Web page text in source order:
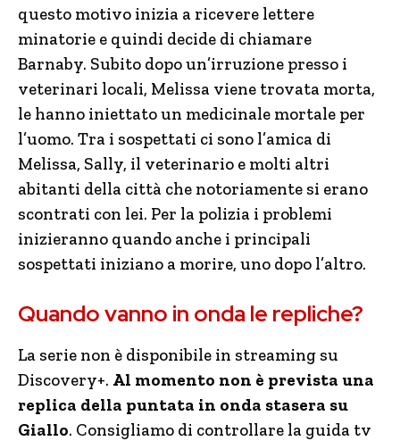
questo motivo inizia a ricevere lettere
minatorie e quindi decide di chiamare
Barnaby. Subito dopo un’irruzione presso i
veterinari locali, Melissa viene trovata morta,
le hanno iniettato un medicinale mortale per
l’uomo. Tra i sospettati ci sono l’amica di
Melissa, Sally, il veterinario e molti altri
abitanti della città che notoriamente si erano
scontrati con lei. Per la polizia i problemi
inizieranno quando anche i principali
sospettati iniziano a morire, uno dopo l’altro.
Quando vanno in onda le repliche?
La serie non è disponibile in streaming su
Discovery+. Al momento non è prevista una
replica della puntata in onda stasera su
Giallo. Consigliamo di controllare la guida tv